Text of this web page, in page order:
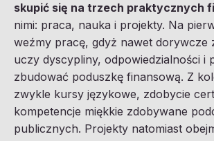
skupić się na trzech praktycznych
nimi: praca, nauka i projekty. Na
weźmy pracę, gdyż nawet dorywcze
uczy dyscypliny, odpowiedzialności i
zbudować poduszkę finansową. Z
zwykle kursy językowe, zdobycie
kompetencje miękkie zdobywane
publicznych. Projekty natomiast